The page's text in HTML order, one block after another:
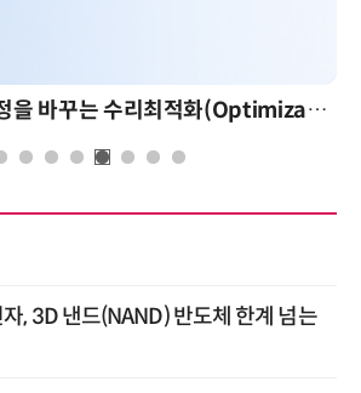
AI 시대의 의사결정을 바꾸는 수리최적화(Optimization): 실제 산업 적용 사례와 활용 전략
, 3D 낸드(NAND) 반도체 한계 넘는